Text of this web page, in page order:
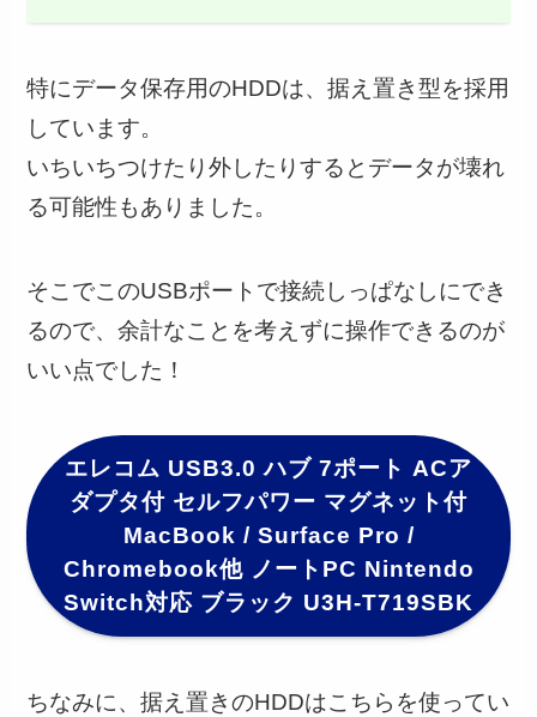
特にデータ保存用のHDDは、据え置き型を採用
しています。
いちいちつけたり外したりするとデータが壊れ
る可能性もありました。
そこでこのUSBポートで接続しっぱなしにでき
るので、余計なことを考えずに操作できるのが
いい点でした！
エレコム USB3.0 ハブ 7ポート ACア
ダプタ付 セルフパワー マグネット付
MacBook / Surface Pro /
Chromebook他 ノートPC Nintendo
Switch対応 ブラック U3H-T719SBK
ちなみに、据え置きのHDDはこちらを使ってい